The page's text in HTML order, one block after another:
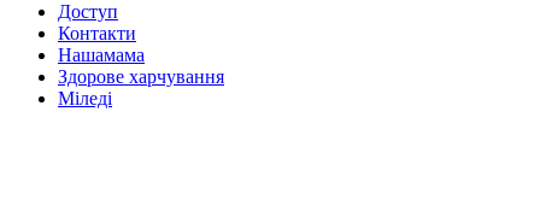
Доступ
Контакти
Нашамама
Здорове харчування
Міледі